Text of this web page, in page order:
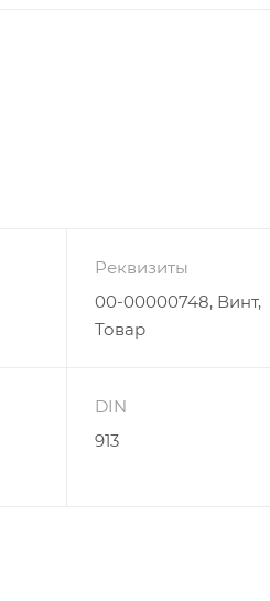
Реквизиты
00-00000748, Винт,
Товар
DIN
913